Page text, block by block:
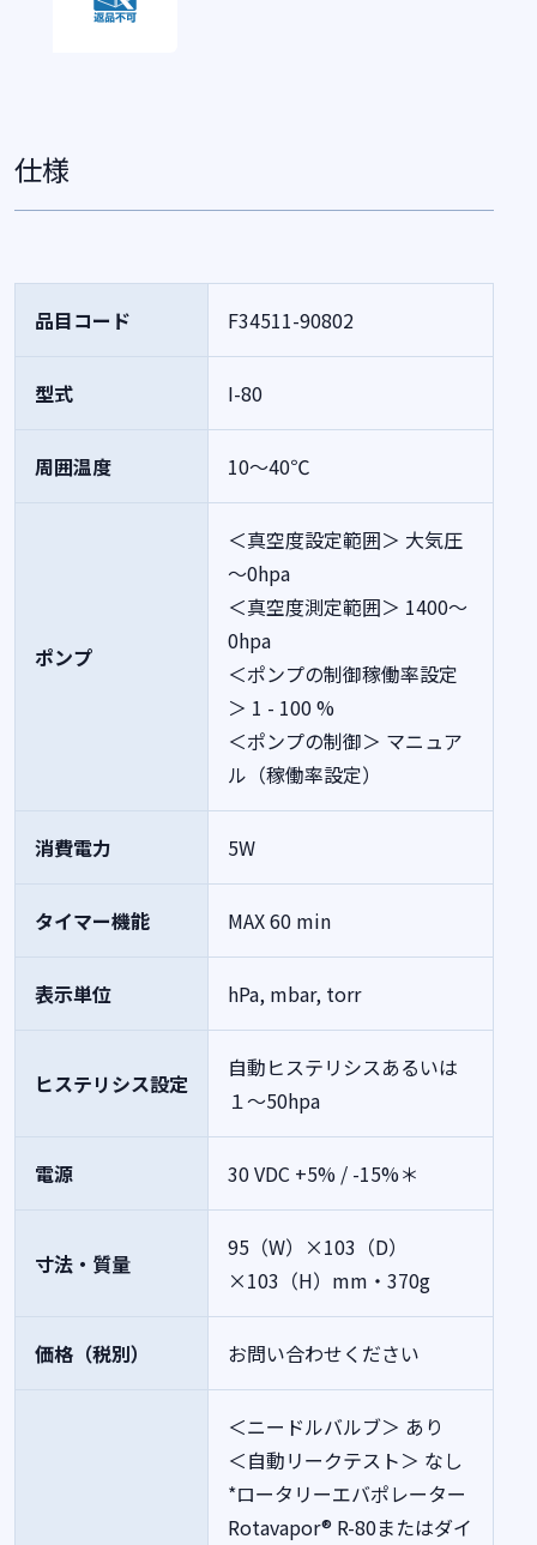
仕様
品目コード F34511-90802
型式 I-80
周囲温度 10～40℃
ポンプ
＜真空度設定範囲＞ 大気圧
～0hpa
＜真空度測定範囲＞ 1400～
0hpa
＜ポンプの制御稼働率設定
＞ 1 - 100 %
＜ポンプの制御＞ マニュア
ル（稼働率設定）
消費電力 5W
タイマー機能 MAX 60 min
表示単位 hPa, mbar, torr
ヒステリシス設定
自動ヒステリシスあるいは
１～50hpa
電源 30 VDC +5% / -15%＊
寸法・質量
95（W）×103（D）
×103（H）mm・370g
価格（税別） お問い合わせください
＜ニードルバルブ＞ あり
＜自動リークテスト＞ なし
*ロータリーエバポレーター
Rotavapor® R-80またはダイ